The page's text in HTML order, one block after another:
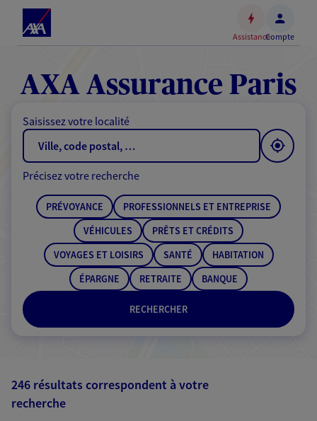
Accéder
contenu
principal
au
de
AssistanceCompte
AXA Assurance Paris
Saisissez votre localité
RECHERCHER
Précisez votre recherche
PRÉVOYANCE
PROFESSIONNELS ET ENTREPRISE
VÉHICULES
PRÊTS ET CRÉDITS
VOYAGES ET LOISIRS
SANTÉ
HABITATION
ÉPARGNE
RETRAITE BANQUE
246 résultats correspondent à votre
recherche